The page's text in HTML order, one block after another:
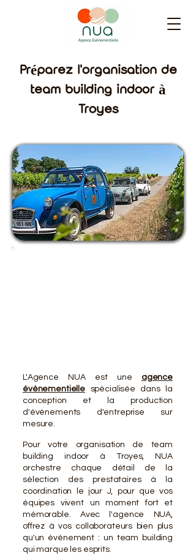
Préparez l'organisation de
team building indoor à
Troyes
L'Agence NUA est une agence
événementielle
spécialisée dans la
conception et la production
d'événements d'entreprise sur
mesure.
Pour votre organisation de team
building indoor à Troyes, NUA
orchestre chaque détail de la
sélection des prestataires à la
coordination le jour J, pour que vos
équipes vivent un moment fort et
mémorable. Avec l'agence NUA,
offrez à vos collaborateurs bien plus
qu'un événement : un team building
qui marque les esprits.